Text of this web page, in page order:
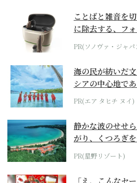
ことばと雑音を
に除去する、フ
位モデル
PR(ソノヴァ・ジャ
海の民が紡いだ
シアの中心地で
らみえてくる...
PR(エア タヒチ ヌイ)
静かな波のせせ
がり、くつろぎ
ホテル by...
PR(星野リゾート)